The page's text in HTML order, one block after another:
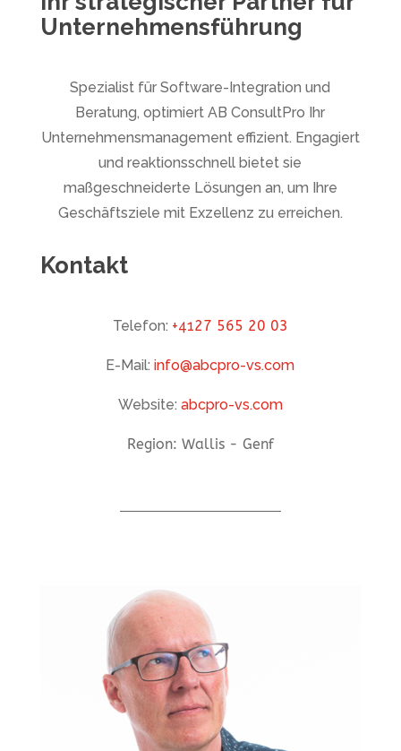
Unternehmensführung
Spezialist für Software-Integration und
Beratung, optimiert AB ConsultPro Ihr
Unternehmensmanagement effizient. Engagiert
und reaktionsschnell bietet sie
maßgeschneiderte Lösungen an, um Ihre
Geschäftsziele mit Exzellenz zu erreichen.
Kontakt
Telefon: +4127 565 20 03
E-Mail:info@abcpro-vs.com
Website: abcpro-vs.com
Region: Wallis - Genf